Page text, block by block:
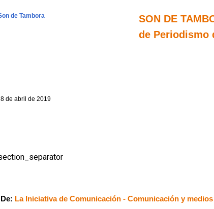
SON DE
de Periodismo
8 de abril de 2019
De: La Iniciativa de Comunicación - Comunicación y